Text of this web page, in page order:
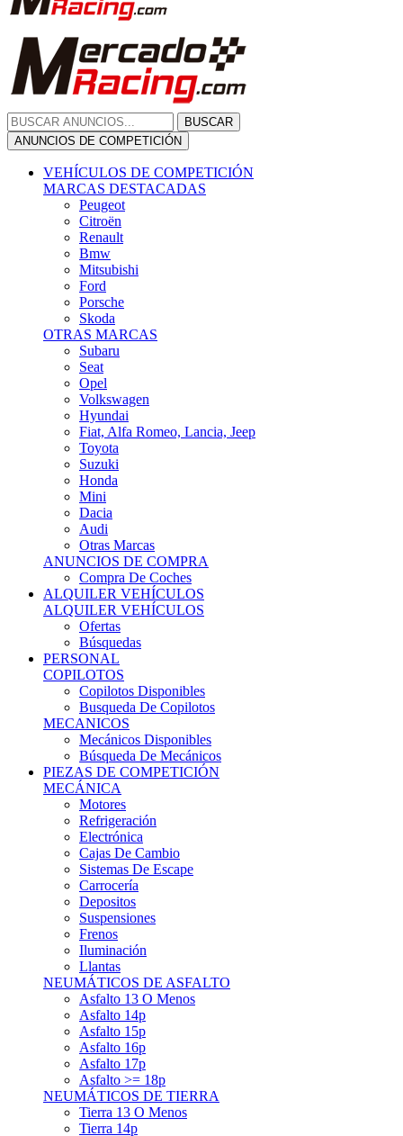
BUSCAR
ANUNCIOS DE COMPETICIÓN
VEHÍCULOS DE COMPETICIÓN
MARCAS DESTACADAS
Peugeot
Citroën
Renault
Bmw
Mitsubishi
Ford
Porsche
Skoda
OTRAS MARCAS
Subaru
Seat
Opel
Volkswagen
Hyundai
Fiat, Alfa Romeo, Lancia, Jeep
Toyota
Suzuki
Honda
Mini
Dacia
Audi
Otras Marcas
ANUNCIOS DE COMPRA
Compra De Coches
ALQUILER VEHÍCULOS
ALQUILER VEHÍCULOS
Ofertas
Búsquedas
PERSONAL
COPILOTOS
Copilotos Disponibles
Busqueda De Copilotos
MECANICOS
Mecánicos Disponibles
Búsqueda De Mecánicos
PIEZAS DE COMPETICIÓN
MECÁNICA
Motores
Refrigeración
Electrónica
Cajas De Cambio
Sistemas De Escape
Carrocería
Depositos
Suspensiones
Frenos
Iluminación
Llantas
NEUMÁTICOS DE ASFALTO
Asfalto 13 O Menos
Asfalto 14p
Asfalto 15p
Asfalto 16p
Asfalto 17p
Asfalto >= 18p
NEUMÁTICOS DE TIERRA
Tierra 13 O Menos
Tierra 14p